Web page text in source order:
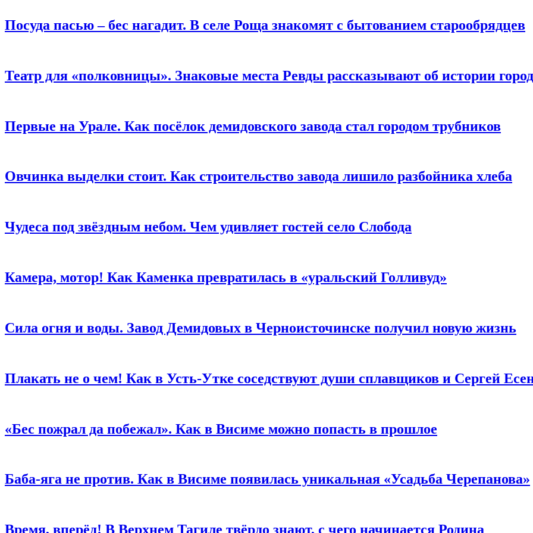
Посуда пасью – бес нагадит. В селе Роща знакомят с бытованием старообрядцев
Театр для «полковницы». Знаковые места Ревды рассказывают об истории
Первые на Урале. Как посёлок демидовского завода стал городом трубников
Овчинка выделки стоит. Как строительство завода лишило разбойника хлеба
Чудеса под звёздным небом. Чем удивляет гостей село Слобода
Камера, мотор! Как Каменка превратилась в «уральский Голливуд»
Сила огня и воды. Завод Демидовых в Черноисточинске получил новую жизнь
Плакать не о чем! Как в Усть-Утке соседствуют души сплавщиков и Сергей
«Бес пожрал да побежал». Как в Висиме можно попасть в прошлое
Баба-яга не против. Как в Висиме появилась уникальная «Усадьба Черепанова»
Время, вперёд! В Верхнем Тагиле твёрдо знают, с чего начинается Родина